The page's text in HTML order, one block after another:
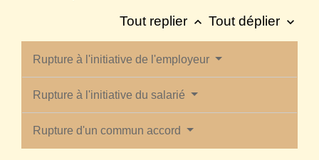
Tout replier keyboard_arrow_up Tout déplier keyboard_arrow_down
Rupture à l'initiative de l'employeur
Rupture à l'initiative du salarié
Rupture d'un commun accord